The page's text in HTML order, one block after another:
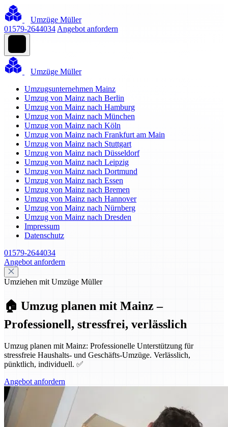
Umzüge Müller
01579-2644034 Angebot anfordern
Umzüge Müller
Umzugsunternehmen Mainz
Umzug von Mainz nach Berlin
Umzug von Mainz nach Hamburg
Umzug von Mainz nach München
Umzug von Mainz nach Köln
Umzug von Mainz nach Frankfurt am Main
Umzug von Mainz nach Stuttgart
Umzug von Mainz nach Düsseldorf
Umzug von Mainz nach Leipzig
Umzug von Mainz nach Dortmund
Umzug von Mainz nach Essen
Umzug von Mainz nach Bremen
Umzug von Mainz nach Hannover
Umzug von Mainz nach Nürnberg
Umzug von Mainz nach Dresden
Impressum
Datenschutz
01579-2644034
Angebot anfordern
Umziehen mit Umzüge Müller
🏠 Umzug planen mit Mainz –
Professionell, stressfrei, verlässlich
Umzug planen mit Mainz: Professionelle Unterstützung für
stressfreie Haushalts- und Geschäfts-Umzüge. Verlässlich,
pünktlich, individuell. ✅
Angebot anfordern